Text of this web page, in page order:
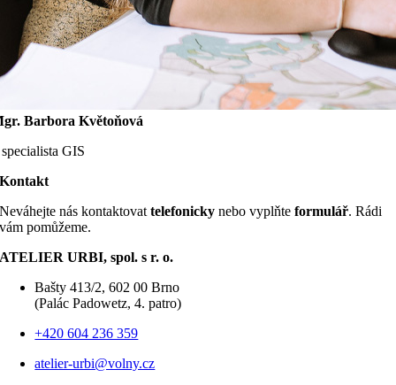
Barbora Květoňová
GIS
Kontakt
Neváhejte nás kontaktovattelefonicky nebo vyplňteformulář. Rádi
vám pomůžeme.
ATELIER URBI, spol. s r. o.
Bašty 413/2, 602 00 Brno
(Palác Padowetz, 4. patro)
+420 604 236 359
atelier-urbi@volny.cz